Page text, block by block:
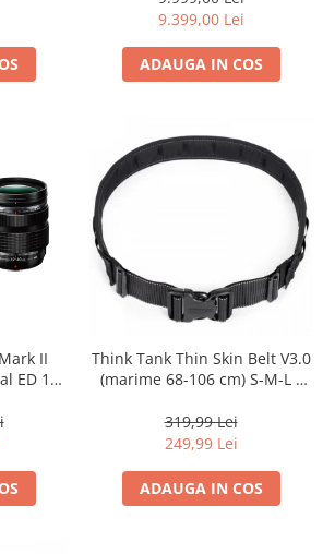
pentru
fara fir
9.399,00 Lei
ADAUGA IN COS
II
ED 12-
Four
Think Tank Thin Skin Belt V3.0
(marime 68-106 cm) S-M-L -
319,99 Lei
249,99 Lei
ADAUGA IN COS